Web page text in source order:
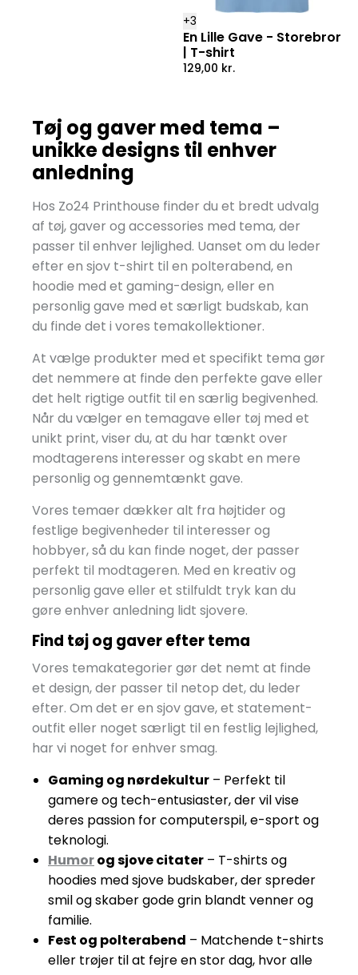
+3
En Lille Gave - Storebror
| T-shirt
129,00 kr.
Tøj og gaver med tema –
unikke designs til enhver
anledning
Hos Zo24 Printhouse finder du et bredt udvalg
af tøj, gaver og accessories med tema, der
passer til enhver lejlighed. Uanset om du leder
efter en sjov t-shirt til en polterabend, en
hoodie med et gaming-design, eller en
personlig gave med et særligt budskab, kan
du finde det i vores temakollektioner.
At vælge produkter med et specifikt tema gør
det nemmere at finde den perfekte gave eller
det helt rigtige outfit til en særlig begivenhed.
Når du vælger en temagave eller tøj med et
unikt print, viser du, at du har tænkt over
modtagerens interesser og skabt en mere
personlig og gennemtænkt gave.
Vores temaer dækker alt fra højtider og
festlige begivenheder til interesser og
hobbyer, så du kan finde noget, der passer
perfekt til modtageren. Med en kreativ og
personlig gave eller et stilfuldt tryk kan du
gøre enhver anledning lidt sjovere.
Find tøj og gaver efter tema
Vores temakategorier gør det nemt at finde
et design, der passer til netop det, du leder
efter. Om det er en sjov gave, et statement-
outfit eller noget særligt til en festlig lejlighed,
har vi noget for enhver smag.
Gaming og nørdekultur – Perfekt til
gamere og tech-entusiaster, der vil vise
deres passion for computerspil, e-sport og
teknologi.
Humorog sjove citater – T-shirts og
hoodies med sjove budskaber, der spreder
smil og skaber gode grin blandt venner og
familie.
Fest og polterabend – Matchende t-shirts
eller trøjer til at fejre en stor dag, hvor alle